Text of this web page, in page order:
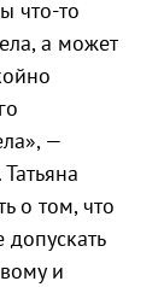
что-то
а может
—
о том, что
и